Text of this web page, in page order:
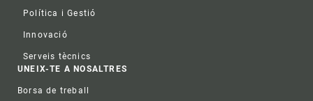
Política i Gestió
Innovació
Serveis tècnics
UNEIX-TE A NOSALTRES
Borsa de treball